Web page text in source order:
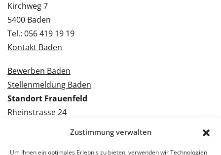
Zustimmung verwalten
Um Ihnen ein optimales Erlebnis zu bieten, verwenden wir Technologien
Kirchweg 7
5400 Baden
Tel.: 056 419 19 19
Kontakt Baden
Bewerben Baden
Stellenmeldung Baden
Standort Frauenfeld
Rheinstrasse 24